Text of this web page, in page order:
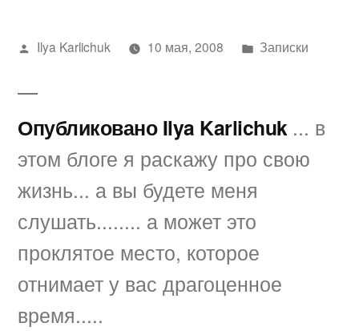
Написано
Ilya Karlichuk 10 мая, 2008
Написано
Записки
Опубликовано Ilya Karlichuk ... в
этом блоге я раскажу про свою
жизнь... а вы будете меня
слушать........ а может это
проклятое место, которое
отнимает у вас драгоценное
время.....